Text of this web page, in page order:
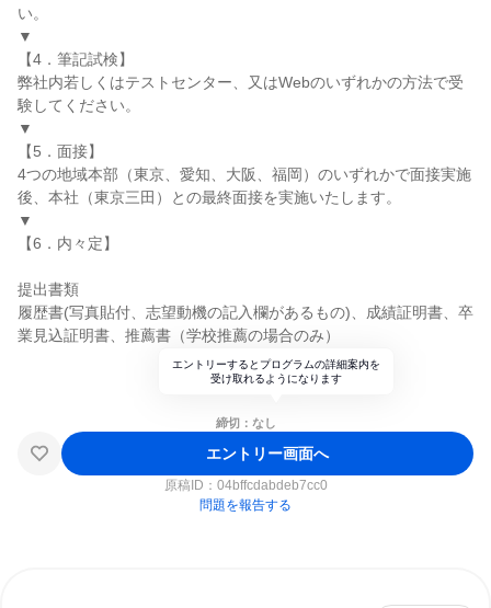
い。
▼
【4．筆記試検】
弊社内若しくはテストセンター、又はWebのいずれかの方法で受
験してください。
▼
【5．面接】
4つの地域本部（東京、愛知、大阪、福岡）のいずれかで面接実施
後、本社（東京三田）との最終面接を実施いたします。
▼
【6．内々定】
提出書類
履歴書(写真貼付、志望動機の記入欄があるもの)、成績証明書、卒
業見込証明書、推薦書（学校推薦の場合のみ）
エントリーするとプログラムの詳細案内を
受け取れるようになります
締切：なし
エントリー画面へ
原稿ID： 04bffcdabdeb7cc0
問題を報告する